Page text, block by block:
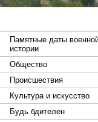
Памятные даты
истории
Общество
Происшествия
Культура и искусство
Будь бдителен